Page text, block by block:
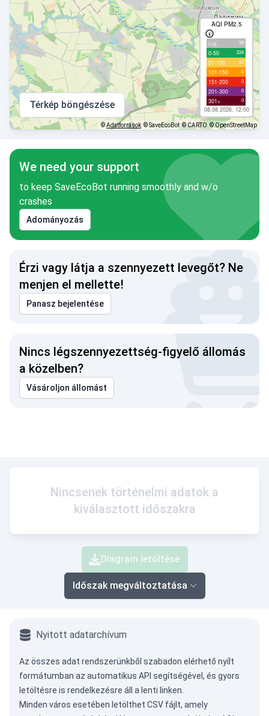
AQI PM2.5
с/д 99
0-50 224
51-100 27
101-150 0
151-200 0
201-300 0
301+ 0
08.08.2026, 12:00
Térkép böngészése
©Adatforrások © SaveEcoBot © CARTO © OpenStreetMap
We need your support
to keep SaveEcoBot running smoothly and w/o
crashes
Adományozás
Érzi vagy látja a szennyezett levegőt? Ne
menjen el mellette!
Panasz bejelentése
Nincs légszennyezettség-figyelő állomás
a közelben?
Vásároljon állomást
Nincsenek történelmi adatok a
kiválasztott időszakra
Diagram letöltése
Időszak megváltoztatása
Nyitott adatarchívum
Az összes adat rendszerünkből szabadon elérhető nyílt
formátumban az automatikus API segítségével, és gyors
letöltésre is rendelkezésre áll a lenti linken.
Minden város esetében letölthet CSV fájlt, amely